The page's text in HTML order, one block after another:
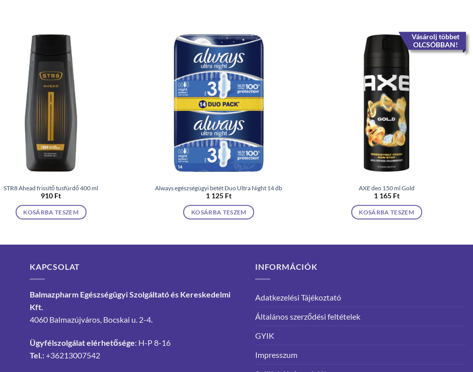
STR8 Ahead frissítő tusfürdő 400 ml
910 Ft
KOSÁRBA TESZEM
Always egészségügyi betét Duo Ultra Night 14 db
1 125 Ft
KOSÁRBA TESZEM
Vásárolj többet
OLCSÓBBAN!
AXE deo 150 ml Gold
1 165 Ft
KOSÁRBA TESZEM
KAPCSOLAT
Balmazpharm Egészségügyi Szolgáltató és Kereskedelmi
Kft.
4060 Balmazújváros, Bocskai u. 2-4.
Ügyfélszolgálat elérhetősége: H-P 8-16
Tel.:+36213007542
INFORMÁCIÓK
Adatkezelési Tájékoztató
Általános szerződési feltételek
GYIK
Impresszum